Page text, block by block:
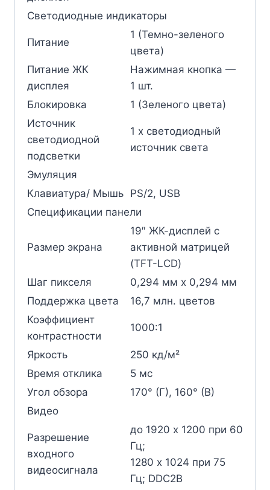
Светодиодные индикаторы
Питание
1 (Темно-зеленого
цвета)
Питание ЖК
дисплея
Нажимная кнопка —
1 шт.
Блокировка
1 (Зеленого цвета)
Источник
светодиодной
подсветки
1 x светодиодный
источник света
Эмуляция
Клавиатура/ Мышь PS/2, USB
Спецификации панели
Размер экрана
19″ ЖК-дисплей с
активной матрицей
(TFT-LCD)
Шаг пикселя
0,294 мм x 0,294 мм
Поддержка цвета
16,7 млн. цветов
Коэффициент
контрастности
1000:1
Яркость
250 кд/м²
Время отклика
5 мс
Угол обзора
170° (Г), 160° (В)
Видео
Разрешение
входного
видеосигнала
до 1920 x 1200 при 60
Гц;
1280 x 1024 при 75
Гц; DDC2B